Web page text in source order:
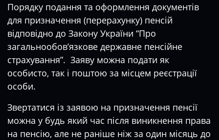
Порядку подання та оформлення документів
для призначення (перерахунку) пенсій
відповідно до Закону України “Про
загальнообов’язкове державне пенсійне
страхування”. Заяву можна подати як
особисто, так і поштою за місцем реєстрації
особи.
Звертатися із заявою на призначення пенсії
можна у будь який час після виникнення права
на пенсію, але не раніше ніж за один місяць до